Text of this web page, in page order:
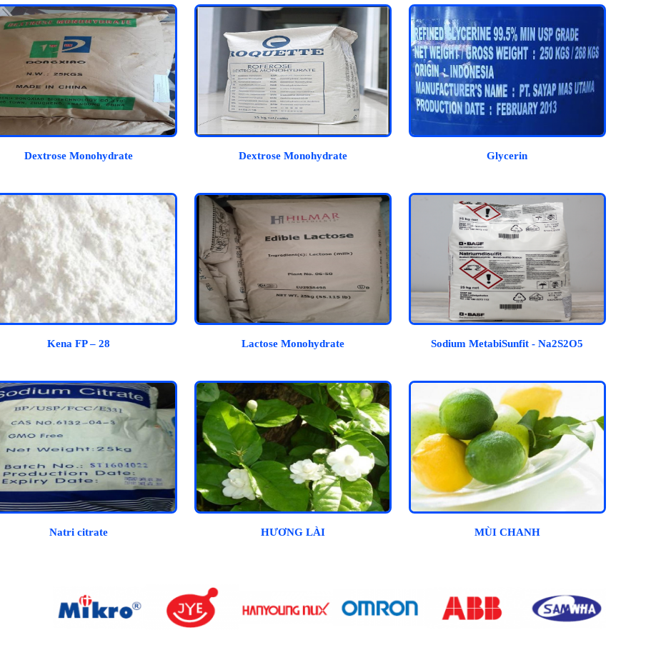
Dextrose Monohydrate Dextrose Monohydrate Glycerin
Kena FP – 28 Lactose Monohydrate Sodium MetabiSunfit - Na2S2O5
Natri citrate HƯƠNG LÀI MÙI CHANH